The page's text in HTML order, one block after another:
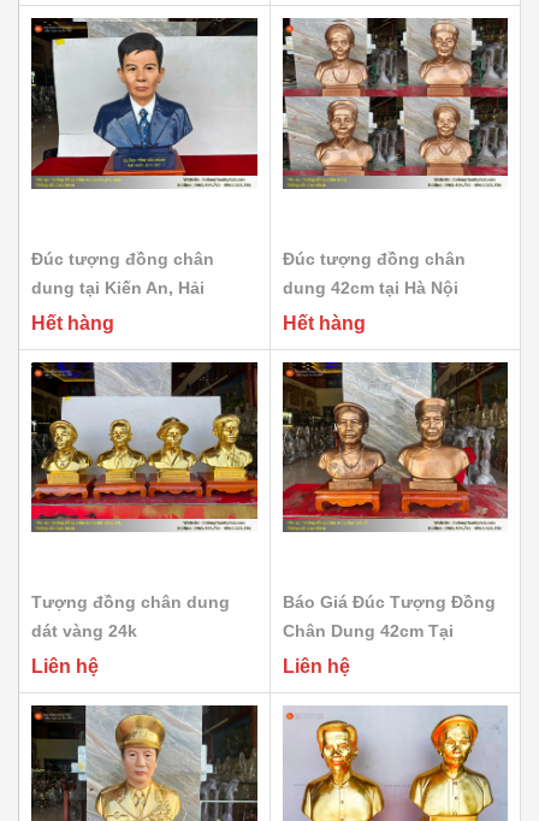
Đúc tượng đồng chân
dung tại Kiến An, Hải
Phòng
Hết hàng
Đúc tượng đồng chân
dung 42cm tại Hà Nội
Hết hàng
Tượng đồng chân dung
dát vàng 24k
Liên hệ
Báo Giá Đúc Tượng Đồng
Chân Dung 42cm Tại
Nghệ...
Liên hệ